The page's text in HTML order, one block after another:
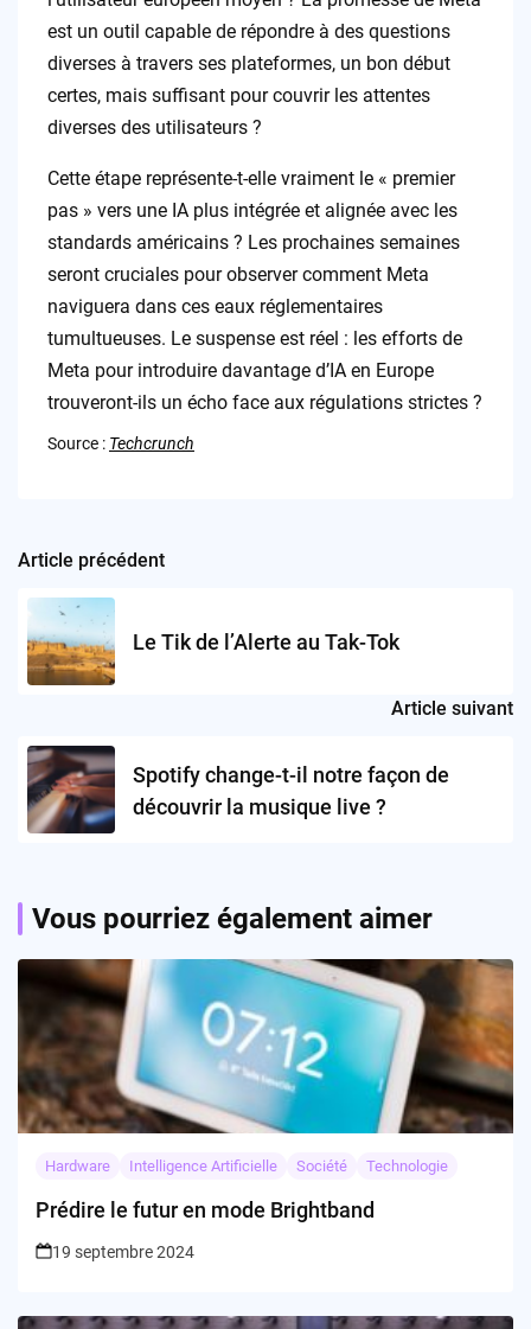
est un outil capable de répondre à des questions
diverses à travers ses plateformes, un bon début
certes, mais suffisant pour couvrir les attentes
diverses des utilisateurs ?
Cette étape représente-t-elle vraiment le « premier
pas » vers une IA plus intégrée et alignée avec les
standards américains ? Les prochaines semaines
seront cruciales pour observer comment Meta
naviguera dans ces eaux réglementaires
tumultueuses. Le suspense est réel : les efforts de
Meta pour introduire davantage d’IA en Europe
trouveront-ils un écho face aux régulations strictes ?
Source : Techcrunch
Post
navigation
Article précédent
Le Tik de l’Alerte au Tak-Tok
Article suivant
Spotify change-t-il notre façon de
découvrir la musique live ?
Vous pourriez également aimer
Hardware Intelligence Artificielle Société Technologie
Prédire le futur en mode Brightband
19 septembre 2024